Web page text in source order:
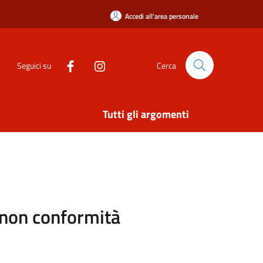
Accedi all'area personale
Seguici su Cerca
Tutti gli argomenti
conformità